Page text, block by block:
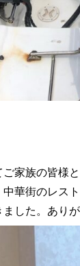
家族の皆様
華街のレスト
した。ありが